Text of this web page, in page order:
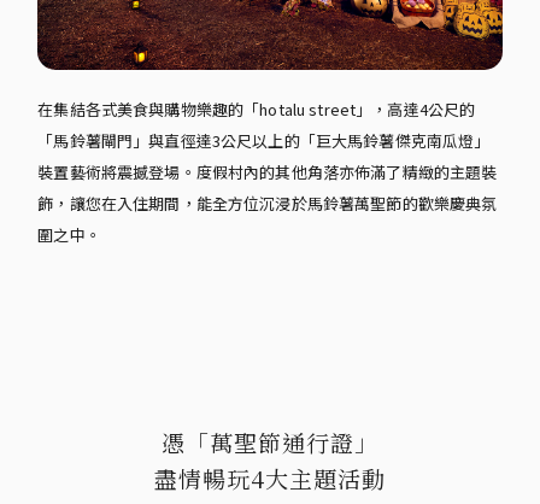
在集結各式美食與購物樂趣的「hotalu street」，高達4公尺的
「馬鈴薯閘門」與直徑達3公尺以上的「巨大馬鈴薯傑克南瓜燈」
裝置藝術將震撼登場。度假村內的其他角落亦佈滿了精緻的主題裝
飾，讓您在入住期間，能全方位沉浸於馬鈴薯萬聖節的歡樂慶典氛
圍之中。
憑「萬聖節通行證」
盡情暢玩4大主題活動